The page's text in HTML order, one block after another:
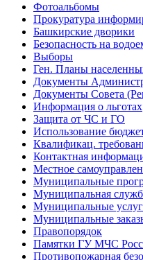
Фотоальбомы
Прокуратура
Башкирские дворики
Безопасность на
Выборы
Ген. Планы
Документы
Документы Совета
Информация о льготах
Защита от ЧС и ГО
Использование
Квалификац.
Контактная
Местное
Муниципальные
Муниципальная
Муниципальные
Муниципальные
Правопорядок
Памятки ГУ МЧС
Противопожарная